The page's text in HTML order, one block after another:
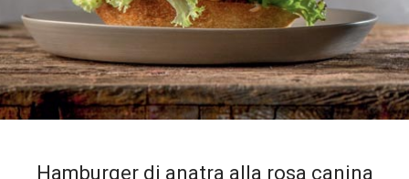
Hamburger di anatra alla rosa canina